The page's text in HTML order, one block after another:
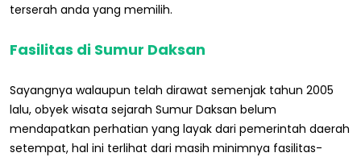
terserah anda yang memilih.
Fasilitas di Sumur Daksan
Sayangnya walaupun telah dirawat semenjak tahun 2005
lalu, obyek wisata sejarah Sumur Daksan belum
mendapatkan perhatian yang layak dari pemerintah daerah
setempat, hal ini terlihat dari masih minimnya fasilitas-